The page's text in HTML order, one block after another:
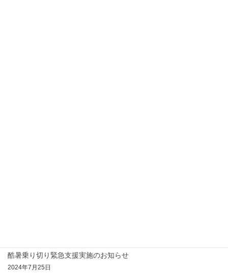
酷暑乗り切り緊急支援実施のお知らせ
2024年7月25日